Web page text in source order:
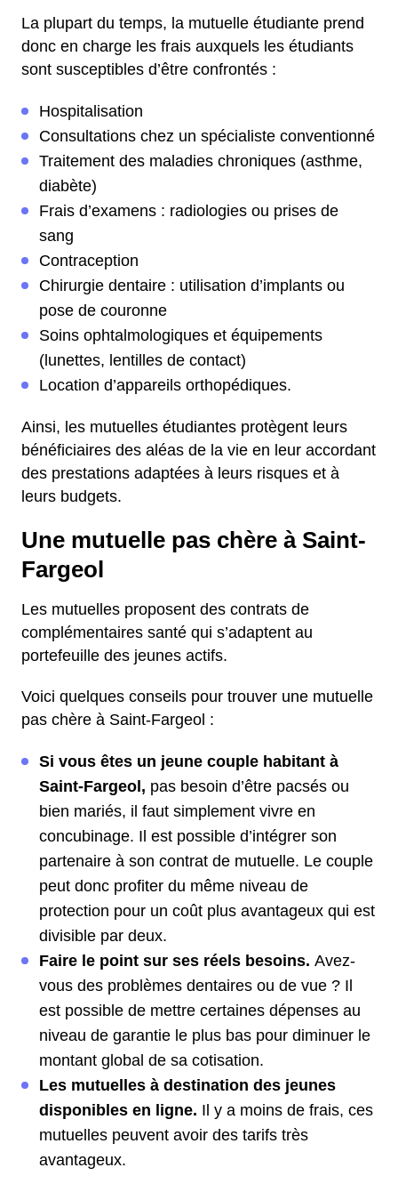
La plupart du temps, la mutuelle étudiante prend
donc en charge les frais auxquels les étudiants
sont susceptibles d’être confrontés :
Hospitalisation
Consultations chez un spécialiste conventionné
Traitement des maladies chroniques (asthme,
diabète)
Frais d’examens : radiologies ou prises de
sang
Contraception
Chirurgie dentaire : utilisation d’implants ou
pose de couronne
Soins ophtalmologiques et équipements
(lunettes, lentilles de contact)
Location d’appareils orthopédiques.
Ainsi, les mutuelles étudiantes protègent leurs
bénéficiaires des aléas de la vie en leur accordant
des prestations adaptées à leurs risques et à
leurs budgets.
Une mutuelle pas chère à Saint-
Fargeol
Les mutuelles proposent des contrats de
complémentaires santé qui s’adaptent au
portefeuille des jeunes actifs.
Voici quelques conseils pour trouver une mutuelle
pas chère à Saint-Fargeol :
Si vous êtes un jeune couple habitant à
Saint-Fargeol, pas besoin d’être pacsés ou
bien mariés, il faut simplement vivre en
concubinage. Il est possible d’intégrer son
partenaire à son contrat de mutuelle. Le couple
peut donc profiter du même niveau de
protection pour un coût plus avantageux qui est
divisible par deux.
Faire le point sur ses réels besoins. Avez-
vous des problèmes dentaires ou de vue ? Il
est possible de mettre certaines dépenses au
niveau de garantie le plus bas pour diminuer le
montant global de sa cotisation.
Les mutuelles à destination des jeunes
disponibles en ligne. Il y a moins de frais, ces
mutuelles peuvent avoir des tarifs très
avantageux.